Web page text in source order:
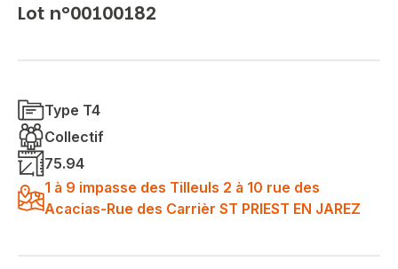
Lot n°00100182
Type T4
Collectif
75.94
1 à 9 impasse des Tilleuls 2 à 10 rue des
Acacias-Rue des Carrièr ST PRIEST EN JAREZ